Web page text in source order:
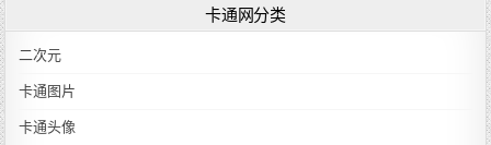
卡通网分类
二次元
卡通图片
卡通头像